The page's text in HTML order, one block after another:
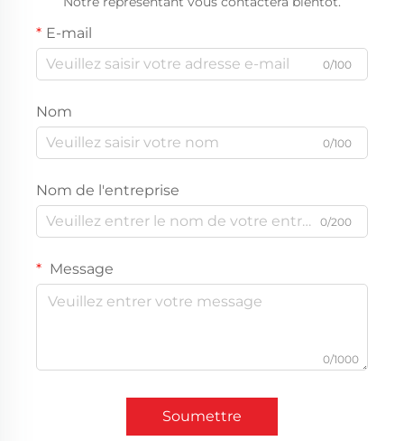
E-mail
0/100
Nom
0/100
Nom de l'entreprise
0/200
Message
0/1000
Soumettre